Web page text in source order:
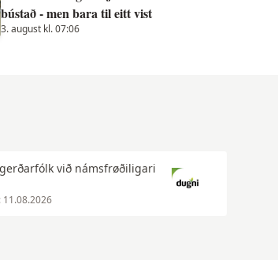
bústað - men bara til eitt vist
3. august kl. 07:06
við námsfrøðiligari